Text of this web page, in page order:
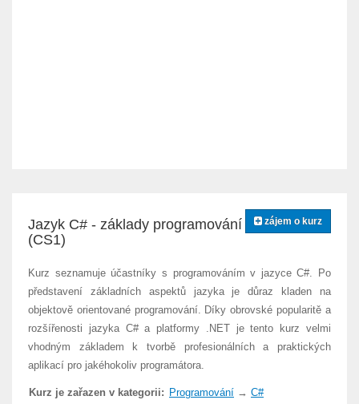
zájem o kurz
Jazyk C# - základy programování
(CS1)
Kurz seznamuje účastníky s programováním v jazyce C#. Po
představení základních aspektů jazyka je důraz kladen na
objektově orientované programování. Díky obrovské popularitě a
rozšířenosti jazyka C# a platformy .NET je tento kurz velmi
vhodným základem k tvorbě profesionálních a praktických
aplikací pro jakéhokoliv programátora.
Kurz je zařazen v kategorii: Programování → C#